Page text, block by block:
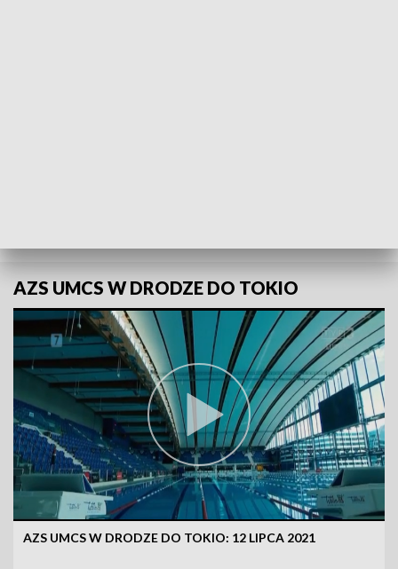
AZS UMCS W DRODZE DO TOKIO
AZS UMCS W DRODZE DO TOKIO: 12 LIPCA 2021